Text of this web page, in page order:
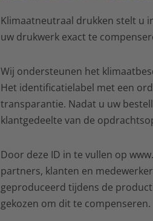
Klimaatneutraal drukken stelt u
uw drukwerk exact te
Wij ondersteunen het
Het identificatielabel met een
transparantie. Nadat u uw
klantgedeelte van de
Door deze ID in te vullen op
partners, klanten en
geproduceerd tijdens de
gekozen om dit te compenseren.